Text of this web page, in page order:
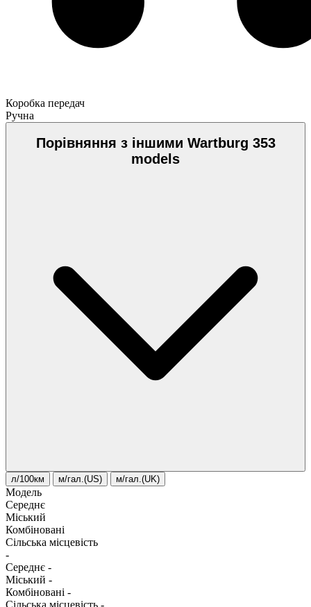
Коробка передач
Ручна
Порівняння з іншими Wartburg 353
models
л/100км м/гал.(US) м/гал.(UK)
Модель
Середнє
Міський
Комбіновані
Сільська місцевість
-
Середнє -
Міський -
Комбіновані -
Сільська місцевість -